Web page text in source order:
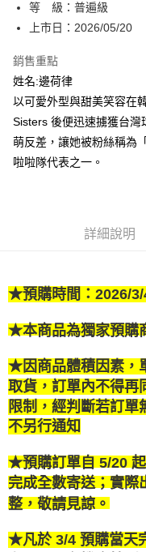
１．於結帳方式選擇「
結帳頁面，進行簡訊認證並
２．訂單成立數日內，您將
ATM／網路銀行／等多元方
※ 請注意：結帳手續完成當
購買商品的店家。未經商家
後付繳納相關費用。
※ 交易是否成功請以「
是否繳費成功／繳費後需取
權轉讓予恩沛科技股份有限公
２．關於個人資料處理事宜
「AFTEE先享後付」，若未
任。
時審查核予不同之上限額度
５．嚴禁一人註冊多個帳號
恩沛科技股份有限公司將有
付款後全家取貨
每筆NT$80，滿NT$500(
付款後萊爾富取貨
每筆NT$80，滿NT$500(
付款後7-11取貨
每筆NT$100，滿
國家/地區配送
等 級：普遍級
上市日：2026/05/20
銷售重點
姓名:邊荷律
以可愛外型與甜美笑容在
Sisters 後便迅速擄獲台灣
萌反差，讓她被粉絲稱為
啦啦隊代表之一。
詳細說明
★預購時間：2026/
★本商品為獨家預購
★因商品體積因素，
取貨 ，訂單內不得再
限制，經判斷若訂單
不另行通知
★預購訂單自 5/20
完成全數寄送；實際
整，敬請見諒。
★凡於 3/4 預購當天